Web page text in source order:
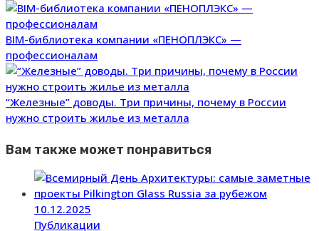
BIM-библиотека компании «ПЕНОПЛЭКС» —
профессионалам
“Железные” доводы. Три причины, почему в России
нужно строить жилье из металла
Вам также может понравиться
10.12.2025
Публикации